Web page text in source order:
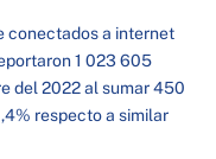
conectados a internet
1 023 605
del 2022 al sumar 450
respecto a similar